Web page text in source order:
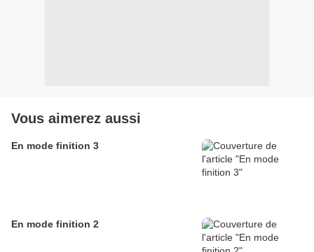
Vous aimerez aussi
En mode finition 3
En mode finition 2